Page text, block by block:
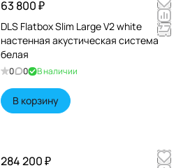
63 800 ₽
DLS Flatbox Slim Large V2 white
настенная акустическая система
белая
0 0 В наличии
В корзину
284 200 ₽